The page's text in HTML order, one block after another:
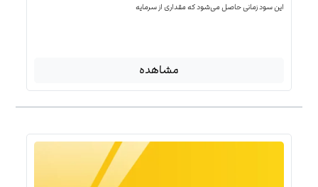
این سود زمانی حاصل می‌شود که مقداری از سرمایه
مشاهده